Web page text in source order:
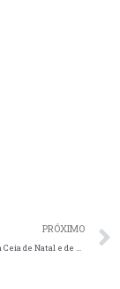
PRÓXIMO
Dicas da Nutri para a Ceia de Natal e de Ano Novo!